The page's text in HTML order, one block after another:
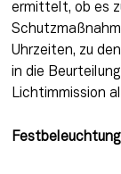
ermittelt, ob es
Uhrzeiten, zu
in die
Lichtimmission